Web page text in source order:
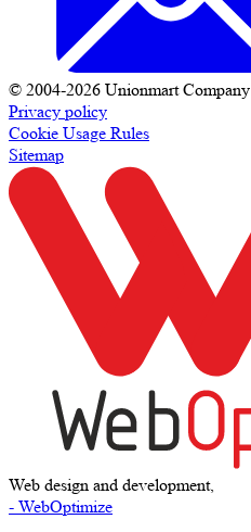
© 2004-2026 Unionmart Company
Privacy policy
Cookie Usage Rules
Sitemap
Web design and development,
- WebOptimize